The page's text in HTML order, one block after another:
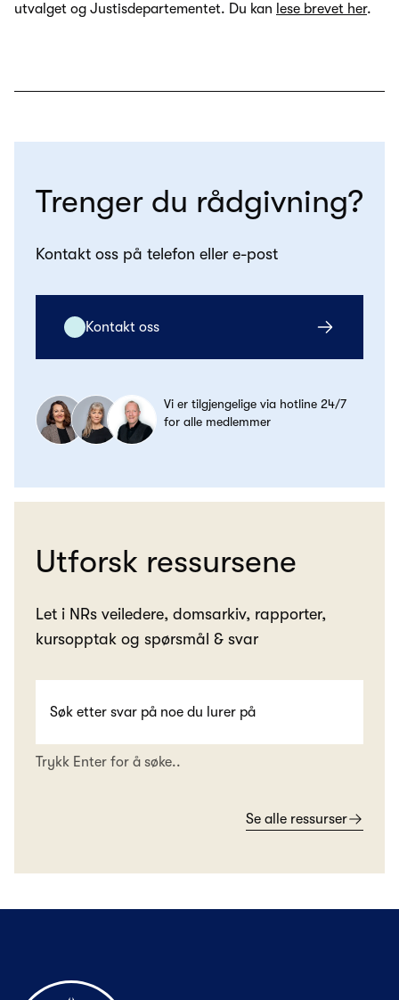
utvalget og Justisdepartementet. Du kan lese brevet her.
Trenger du rådgivning?
Kontakt oss på telefon eller e-post
Kontakt oss
Vi er tilgjengelige via hotline 24/7
for alle medlemmer
Utforsk ressursene
Let i NRs veiledere, domsarkiv, rapporter,
kursopptak og spørsmål & svar
Trykk Enter for å søke..
Se alle ressurser
Til forsiden